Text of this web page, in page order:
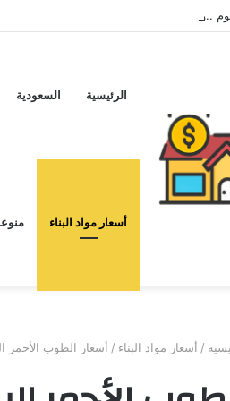
عيوب
الرئيسية السعودية
أسعار مواد البناء
/ أسعار مواد البناء / أسعار الطوب الأحمر